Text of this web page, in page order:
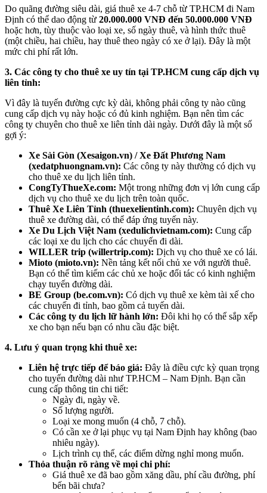
Do quãng đường siêu dài, giá thuê xe 4-7 chỗ từ TP.HCM đi Nam
Định có thể dao động từ 20.000.000 VNĐ đến 50.000.000 VNĐ
hoặc hơn, tùy thuộc vào loại xe, số ngày thuê, và hình thức thuê
(một chiều, hai chiều, hay thuê theo ngày có xe ở lại). Đây là một
mức chi phí rất lớn.
3. Các công ty cho thuê xe uy tín tại TP.HCM cung cấp dịch vụ
liên tỉnh:
Vì đây là tuyến đường cực kỳ dài, không phải công ty nào cũng
cung cấp dịch vụ này hoặc có đủ kinh nghiệm. Bạn nên tìm các
công ty chuyên cho thuê xe liên tỉnh dài ngày. Dưới đây là một số
gợi ý:
Xe Sài Gòn (Xesaigon.vn) / Xe Đất Phương Nam
(xedatphuongnam.vn): Các công ty này thường có dịch vụ
cho thuê xe du lịch liên tỉnh.
CongTyThueXe.com: Một trong những đơn vị lớn cung cấp
dịch vụ cho thuê xe du lịch trên toàn quốc.
Thuê Xe Liên Tỉnh (thuexelientinh.com): Chuyên dịch vụ
thuê xe đường dài, có thể đáp ứng tuyến này.
Xe Du Lịch Việt Nam (xedulichvietnam.com): Cung cấp
các loại xe du lịch cho các chuyến đi dài.
WILLER trip (willertrip.com): Dịch vụ cho thuê xe có lái.
Mioto (mioto.vn): Nền tảng kết nối chủ xe với người thuê.
Bạn có thể tìm kiếm các chủ xe hoặc đối tác có kinh nghiệm
chạy tuyến đường dài.
BE Group (be.com.vn): Có dịch vụ thuê xe kèm tài xế cho
các chuyến đi tỉnh, bao gồm cả tuyến dài.
Các công ty du lịch lữ hành lớn: Đôi khi họ có thể sắp xếp
xe cho bạn nếu bạn có nhu cầu đặc biệt.
4. Lưu ý quan trọng khi thuê xe:
Liên hệ trực tiếp để báo giá: Đây là điều cực kỳ quan trọng
cho tuyến đường dài như TP.HCM – Nam Định. Bạn cần
cung cấp thông tin chi tiết:
Ngày đi, ngày về.
Số lượng người.
Loại xe mong muốn (4 chỗ, 7 chỗ).
Có cần xe ở lại phục vụ tại Nam Định hay không (bao
nhiêu ngày).
Lịch trình cụ thể, các điểm dừng nghỉ mong muốn.
Thỏa thuận rõ ràng về mọi chi phí:
Giá thuê xe đã bao gồm xăng dầu, phí cầu đường, phí
bến bãi chưa?